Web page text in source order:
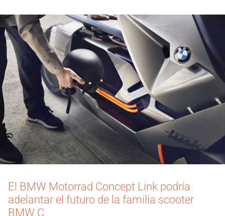
El BMW Motorrad Concept Link podría
adelantar el futuro de la familia scooter
BMW C